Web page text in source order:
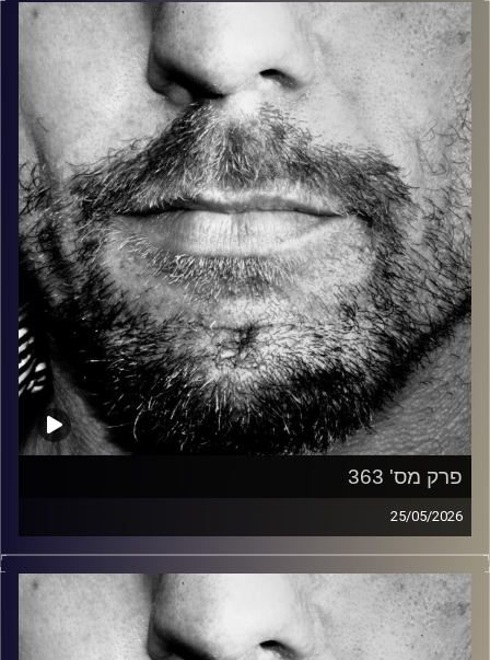
כל מה שחי, אמיתי ונושם.
עם שמוליק רגב.
קרדיט תמונות: David Goehring
פרק מס' 363
25/05/2026
זיפים, מוזיקה מחוספסת של הופעות חיות. הרבה ג'אם, רוק,
בלוז, bluegrass, ג'אז, Fאנק, פרוגרסיב ואפילו אלקטרוניקה.
כל מה שחי, אמיתי ונושם.
עם שמוליק רגב.